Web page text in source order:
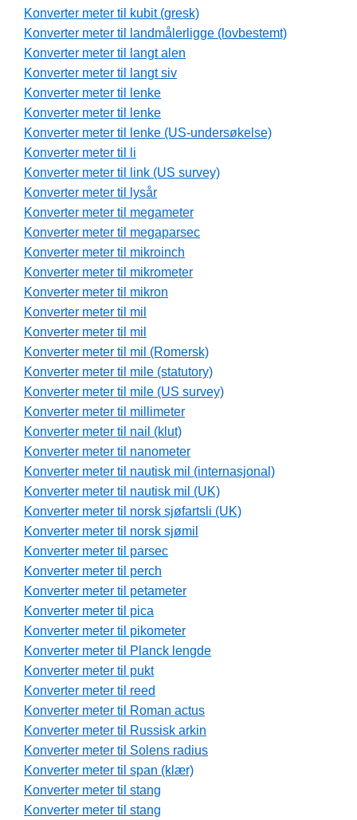
Konverter meter til kubit (gresk)
Konverter meter til landmålerligge (lovbestemt)
Konverter meter til langt alen
Konverter meter til langt siv
Konverter meter til lenke
Konverter meter til lenke
Konverter meter til lenke (US-undersøkelse)
Konverter meter til li
Konverter meter til link (US survey)
Konverter meter til lysår
Konverter meter til megameter
Konverter meter til megaparsec
Konverter meter til mikroinch
Konverter meter til mikrometer
Konverter meter til mikron
Konverter meter til mil
Konverter meter til mil
Konverter meter til mil (Romersk)
Konverter meter til mile (statutory)
Konverter meter til mile (US survey)
Konverter meter til millimeter
Konverter meter til nail (klut)
Konverter meter til nanometer
Konverter meter til nautisk mil (internasjonal)
Konverter meter til nautisk mil (UK)
Konverter meter til norsk sjøfartsli (UK)
Konverter meter til norsk sjømil
Konverter meter til parsec
Konverter meter til perch
Konverter meter til petameter
Konverter meter til pica
Konverter meter til pikometer
Konverter meter til Planck lengde
Konverter meter til pukt
Konverter meter til reed
Konverter meter til Roman actus
Konverter meter til Russisk arkin
Konverter meter til Solens radius
Konverter meter til span (klær)
Konverter meter til stang
Konverter meter til stang